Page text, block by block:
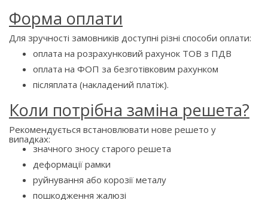
Форма оплати
Для зручності замовників доступні різні способи оплати:
оплата на розрахунковий рахунок ТОВ з ПДВ
оплата на ФОП за безготівковим рахунком
післяплата (накладений платіж).
Коли потрібна заміна решета?
Рекомендується встановлювати нове решето у
випадках:
значного зносу старого решета
деформації рамки
руйнування або корозії металу
пошкодження жалюзі